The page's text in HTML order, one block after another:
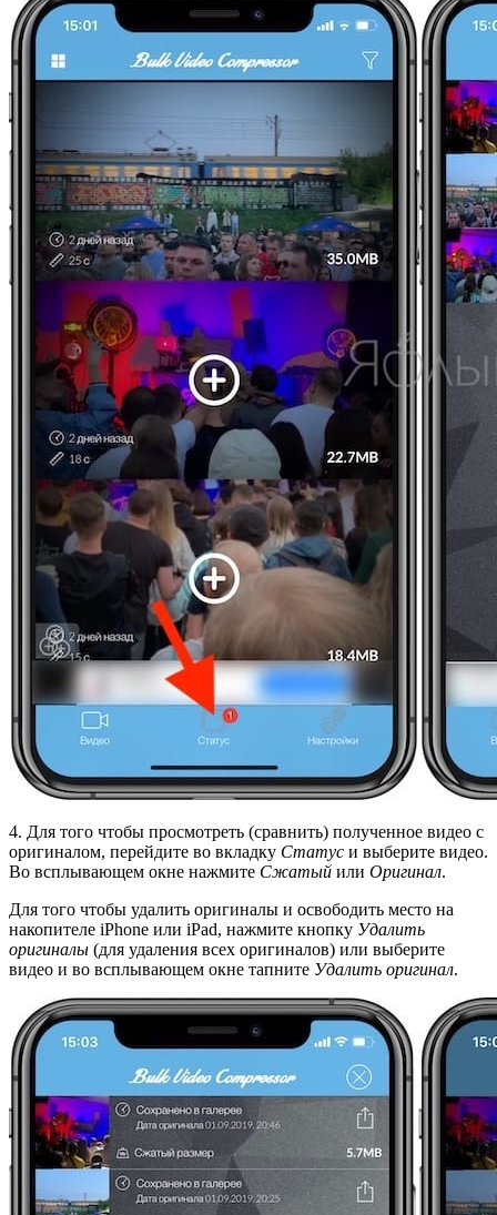
4. Для того чтобы просмотреть (сравнить) полученное видео с
оригиналом, перейдите во вкладку Статус и выберите видео.
Во всплывающем окне нажмите Сжатый или Оригинал.
Для того чтобы удалить оригиналы и освободить место на
накопителе iPhone или iPad, нажмите кнопку Удалить
оригиналы (для удаления всех оригиналов) или выберите
видео и во всплывающем окне тапните Удалить оригинал.